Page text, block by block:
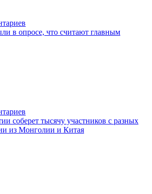
в опросе, что считают главным
соберет тысячу участников с разных
из Монголии и Китая